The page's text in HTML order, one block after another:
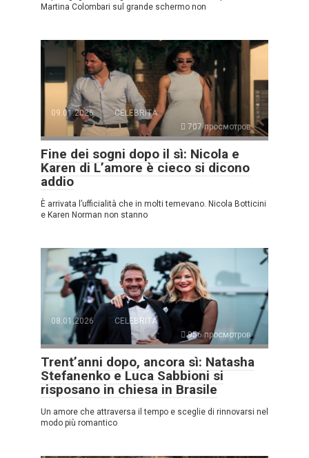
Martina Colombari sul grande schermo non
09.01.2026
CELEBRITÀ
707 просмотров
Fine dei sogni dopo il sì: Nicola e
Karen di L’amore è cieco si dicono
addio
È arrivata l’ufficialità che in molti temevano. Nicola Botticini
e Karen Norman non stanno
08.01.2026
CELEBRITÀ
956 просмотров
Trent’anni dopo, ancora sì: Natasha
Stefanenko e Luca Sabbioni si
risposano in chiesa in Brasile
Un amore che attraversa il tempo e sceglie di rinnovarsi nel
modo più romantico